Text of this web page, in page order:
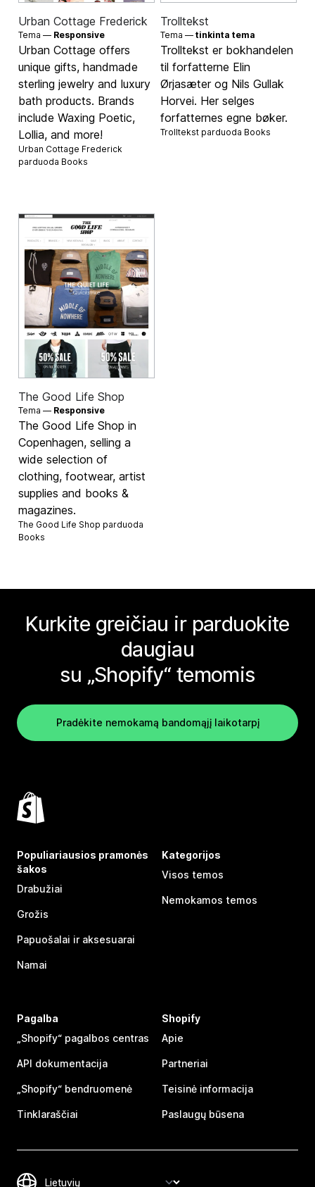
Urban Cottage Frederick
Tema — Responsive
Urban Cottage offers
unique gifts, handmade
sterling jewelry and luxury
bath products. Brands
include Waxing Poetic,
Lollia, and more!
Urban Cottage Frederick
parduoda Books
Trolltekst
Tema — tinkinta tema
Trolltekst er bokhandelen
til forfatterne Elin
Ørjasæter og Nils Gullak
Horvei. Her selges
forfatternes egne bøker.
Trolltekst parduoda Books
The Good Life Shop
Tema — Responsive
The Good Life Shop in
Copenhagen, selling a
wide selection of
clothing, footwear, artist
supplies and books &
magazines.
The Good Life Shop parduoda
Books
Kurkite greičiau ir parduokite
daugiau
su „Shopify“ temomis
Pradėkite nemokamą bandomąjį laikotarpį
Populiariausios pramonės
šakos
Drabužiai
Grožis
Papuošalai ir aksesuarai
Namai
Kategorijos
Visos temos
Nemokamos temos
Pagalba
„Shopify“ pagalbos centras
API dokumentacija
„Shopify“ bendruomenė
Tinklaraščiai
Shopify
Apie
Partneriai
Teisinė informacija
Paslaugų būsena